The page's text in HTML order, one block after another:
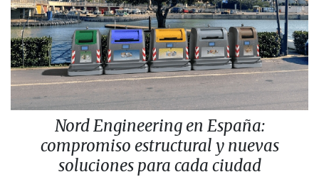
Nord Engineering en España:
compromiso estructural y nuevas
soluciones para cada ciudad